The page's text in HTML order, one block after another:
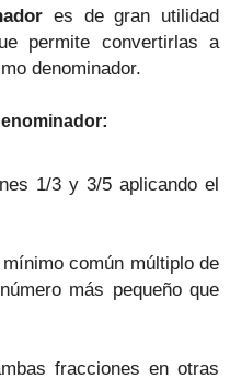
es de gran utilidad
permite convertirlas a
denominador.
:
1/3 y 3/5 aplicando el
común múltiplo de
más pequeño que
fracciones en otras